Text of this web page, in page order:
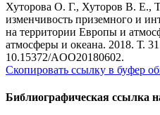
Хуторова О. Г., Хуторов В. Е.,
изменчивость приземного и
на территории Европы и
атмосферы и океана. 2018. Т.
10.15372/AOO20180602.
Скопировать ссылку в буфер
Библиографическая ссылка